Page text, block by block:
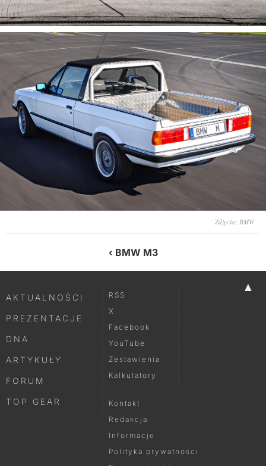
Zdjęcia: BMW
BMW M3
▲
AKTUALNOŚCI
PREZENTACJE
DNA
ARTYKUŁY
FORUM
TOP GEAR
RSS
X
Facebook
YouTube
Zestawienia
Kalkulatory
Kontakt
Redakcja
Informacje
Polityka prywatności